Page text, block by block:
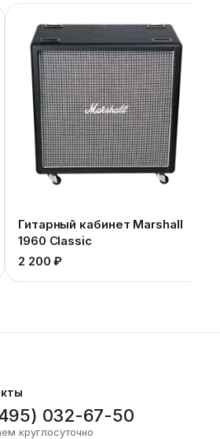
Гитарный кабинет Marshall
1960 Classic
2 200 ₽
032-67-50
круглосуточно